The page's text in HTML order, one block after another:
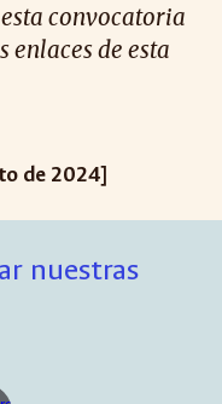
convocatoria
enlaces de esta
de 2024]
nuestras